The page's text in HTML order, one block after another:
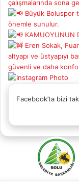
Facebook’ta bizi